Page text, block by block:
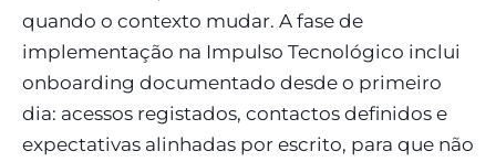
quando o contexto mudar. A fase de
implementação na Impulso Tecnológico inclui
onboarding documentado desde o primeiro
dia: acessos registados, contactos definidos e
expectativas alinhadas por escrito, para que não